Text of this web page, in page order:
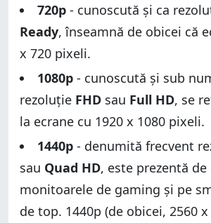
720p - cunoscută și ca
Ready, înseamnă de obicei că
x 720 pixeli.
1080p - cunoscută și sub
rezoluție FHD sau Full HD, se
la ecrane cu 1920 x 1080 pixeli.
1440p - denumită frecvent
sau Quad HD, este prezentă
monitoarele de gaming și pe
de top. 1440p (de obicei, 2560